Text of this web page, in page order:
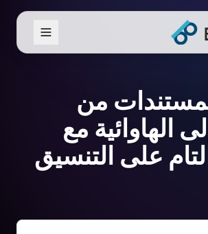
من
الهاوائية مع
على التنسيق